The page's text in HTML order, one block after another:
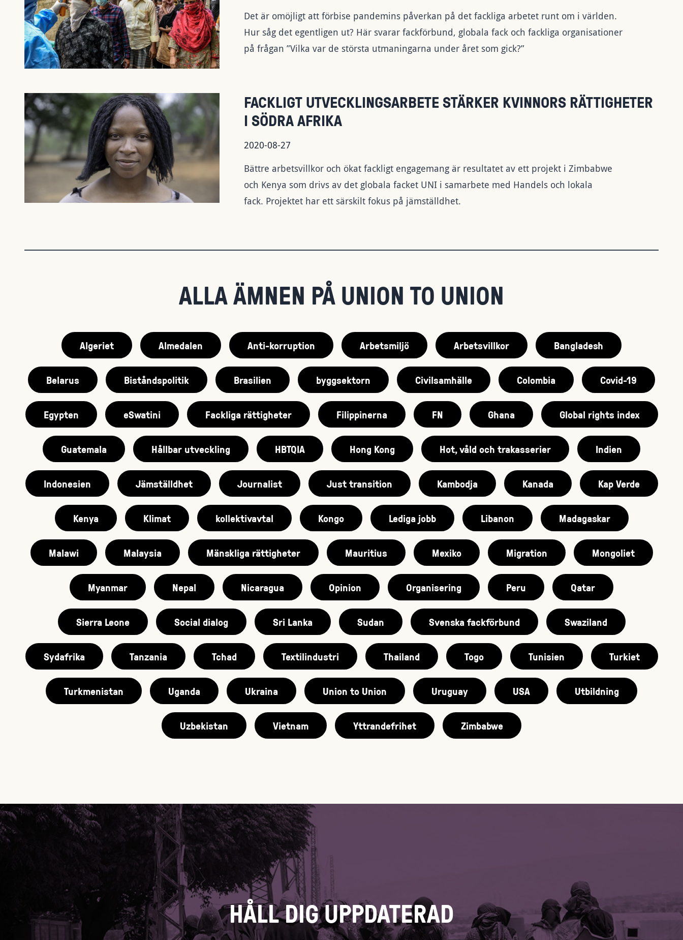
Det är omöjligt att förbise pandemins påverkan på det fackliga arbetet runt om i världen.
Hur såg det egentligen ut? Här svarar fackförbund, globala fack och fackliga organisationer
på frågan ”Vilka var de största utmaningarna under året som gick?”
FACKLIGT UTVECKLINGSARBETE STÄRKER KVINNORS RÄTTIGHETER
I SÖDRA AFRIKA
2020-08-27
Bättre arbetsvillkor och ökat fackligt engagemang är resultatet av ett projekt i Zimbabwe
och Kenya som drivs av det globala facket UNI i samarbete med Handels och lokala
fack. Projektet har ett särskilt fokus på jämställdhet.
ALLA ÄMNEN PÅ UNION TO UNION
Algeriet Almedalen Anti-korruption Arbetsmiljö Arbetsvillkor Bangladesh
Belarus Biståndspolitik Brasilien byggsektorn Civilsamhälle Colombia Covid-19
Egypten eSwatini Fackliga rättigheter Filippinerna FN Ghana Global rights index
Guatemala Hållbar utveckling HBTQIA Hong Kong Hot, våld och trakasserier Indien
Indonesien Jämställdhet Journalist Just transition Kambodja Kanada Kap Verde
Kenya Klimat kollektivavtal Kongo Lediga jobb Libanon Madagaskar
Malawi Malaysia Mänskliga rättigheter Mauritius Mexiko Migration Mongoliet
Myanmar Nepal Nicaragua Opinion Organisering Peru Qatar
Sierra Leone Social dialog Sri Lanka Sudan Svenska fackförbund Swaziland
Sydafrika Tanzania Tchad Textilindustri Thailand Togo Tunisien Turkiet
Turkmenistan Uganda Ukraina Union to Union Uruguay USA Utbildning
Uzbekistan Vietnam Yttrandefrihet Zimbabwe
HÅLL DIG UPPDATERAD